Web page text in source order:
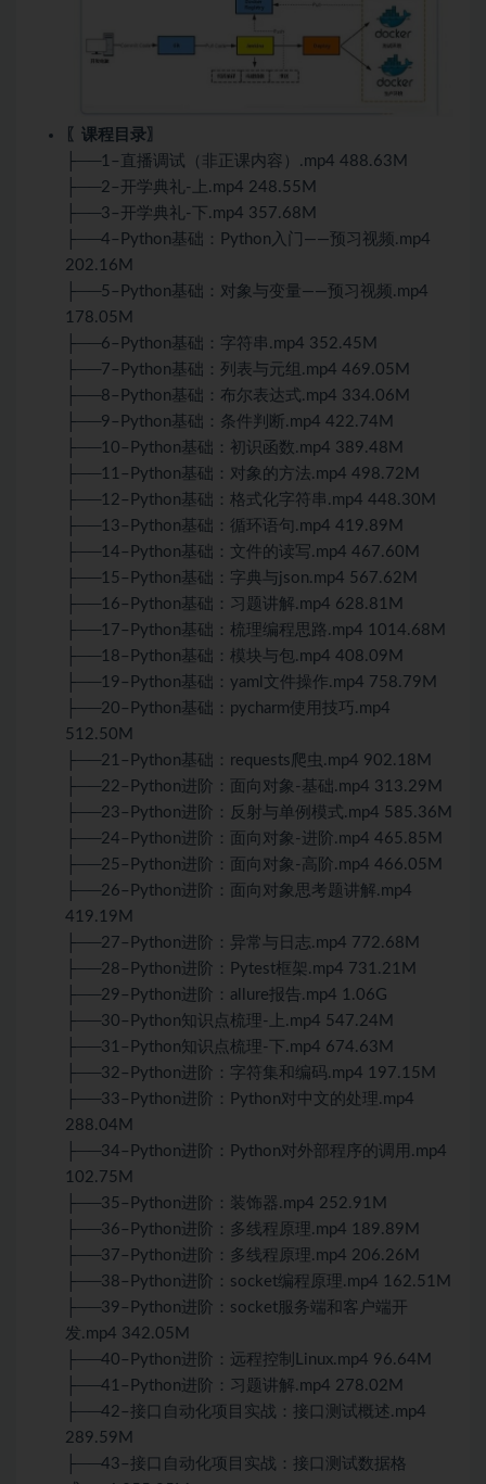
〖课程目录〗
├──1–直播调试（非正课内容）.mp4 488.63M
├──2–开学典礼-上.mp4 248.55M
├──3–开学典礼-下.mp4 357.68M
├──4–Python基础：Python入门——预习视频.mp4
202.16M
├──5–Python基础：对象与变量——预习视频.mp4
178.05M
├──6–Python基础：字符串.mp4 352.45M
├──7–Python基础：列表与元组.mp4 469.05M
├──8–Python基础：布尔表达式.mp4 334.06M
├──9–Python基础：条件判断.mp4 422.74M
├──10–Python基础：初识函数.mp4 389.48M
├──11–Python基础：对象的方法.mp4 498.72M
├──12–Python基础：格式化字符串.mp4 448.30M
├──13–Python基础：循环语句.mp4 419.89M
├──14–Python基础：文件的读写.mp4 467.60M
├──15–Python基础：字典与json.mp4 567.62M
├──16–Python基础：习题讲解.mp4 628.81M
├──17–Python基础：梳理编程思路.mp4 1014.68M
├──18–Python基础：模块与包.mp4 408.09M
├──19–Python基础：yaml文件操作.mp4 758.79M
├──20–Python基础：pycharm使用技巧.mp4
512.50M
├──21–Python基础：requests爬虫.mp4 902.18M
├──22–Python进阶：面向对象-基础.mp4 313.29M
├──23–Python进阶：反射与单例模式.mp4 585.36M
├──24–Python进阶：面向对象-进阶.mp4 465.85M
├──25–Python进阶：面向对象-高阶.mp4 466.05M
├──26–Python进阶：面向对象思考题讲解.mp4
419.19M
├──27–Python进阶：异常与日志.mp4 772.68M
├──28–Python进阶：Pytest框架.mp4 731.21M
├──29–Python进阶：allure报告.mp4 1.06G
├──30–Python知识点梳理-上.mp4 547.24M
├──31–Python知识点梳理-下.mp4 674.63M
├──32–Python进阶：字符集和编码.mp4 197.15M
├──33–Python进阶：Python对中文的处理.mp4
288.04M
├──34–Python进阶：Python对外部程序的调用.mp4
102.75M
├──35–Python进阶：装饰器.mp4 252.91M
├──36–Python进阶：多线程原理.mp4 189.89M
├──37–Python进阶：多线程原理.mp4 206.26M
├──38–Python进阶：socket编程原理.mp4 162.51M
├──39–Python进阶：socket服务端和客户端开
发.mp4 342.05M
├──40–Python进阶：远程控制Linux.mp4 96.64M
├──41–Python进阶：习题讲解.mp4 278.02M
├──42–接口自动化项目实战：接口测试概述.mp4
289.59M
├──43–接口自动化项目实战：接口测试数据格